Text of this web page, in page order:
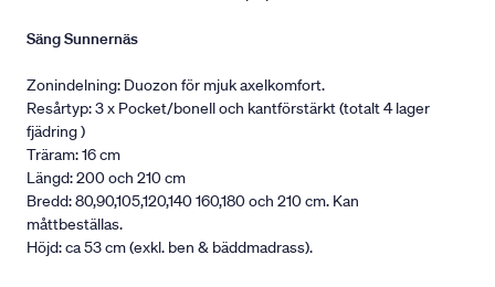
Säng Sunnernäs
Zonindelning: Duozon för mjuk axelkomfort.
Resårtyp: 3 x Pocket/bonell och kantförstärkt (totalt 4 lager
fjädring )
Träram: 16 cm
Längd: 200 och 210 cm
Bredd: 80,90,105,120,140 160,180 och 210 cm. Kan
måttbeställas.
Höjd: ca 53 cm (exkl. ben & bäddmadrass).